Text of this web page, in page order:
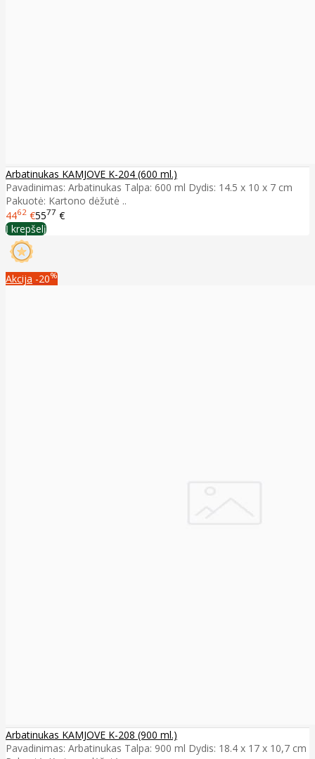
Arbatinukas KAMJOVE K-204 (600 ml.)
Pavadinimas: Arbatinukas Talpa: 600 ml Dydis: 14.5 x 10 x 7 cm
Pakuotė: Kartono dėžutė ..
4462 €5577 €
Į krepšelį
Akcija -20%
Arbatinukas KAMJOVE K-208 (900 ml.)
Pavadinimas: Arbatinukas Talpa: 900 ml Dydis: 18.4 x 17 x 10,7 cm